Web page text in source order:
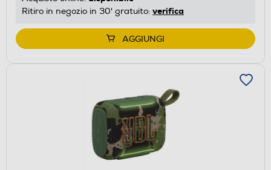
Ritiro in negozio in 30' gratuito: verifica
AGGIUNGI